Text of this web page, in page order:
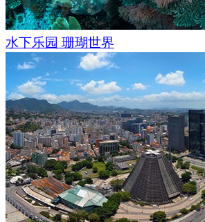
水下乐园 珊瑚世界